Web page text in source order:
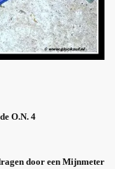
O.N. 4
door een Mijnmeter